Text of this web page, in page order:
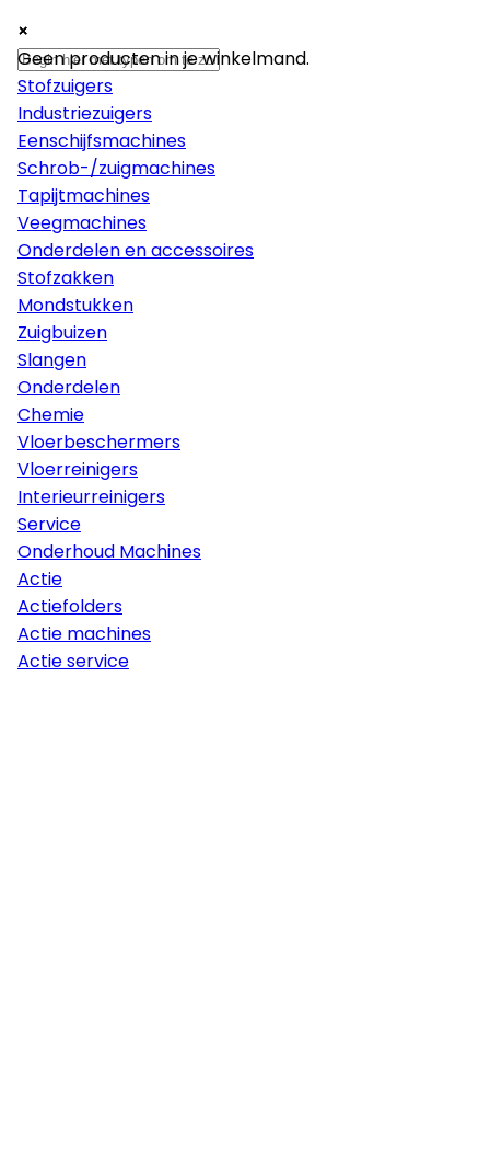
×
Machines
Stofzuigers
Industriezuigers
Eenschijfsmachines
Schrob-/zuigmachines
Tapijtmachines
Veegmachines
Onderdelen en accessoires
Stofzakken
Mondstukken
Zuigbuizen
Slangen
Onderdelen
Chemie
Vloerbeschermers
Vloerreinigers
Interieurreinigers
Service
Onderhoud Machines
Actie
Actiefolders
Actie machines
Actie service
×
×
Geen producten in je winkelmand.